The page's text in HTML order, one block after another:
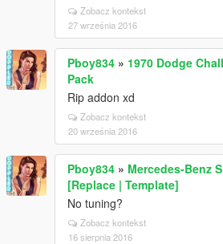
Zobacz kontekst
27 września 2016
Pboy834 » 1970 Dodge
Pack
Rip addon xd
Zobacz kontekst
20 września 2016
Pboy834 » Mercedes-Benz
[Replace | Template]
No tuning?
Zobacz kontekst
16 sierpnia 2016